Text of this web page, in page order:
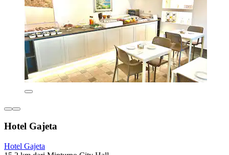
Hotel Gajeta
Hotel Gajeta